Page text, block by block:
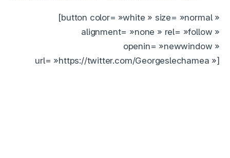
[button color= »white » size= »normal »
alignment= »none » rel= »follow »
openin= »newwindow »
url= »https://twitter.com/Georgeslechamea »]